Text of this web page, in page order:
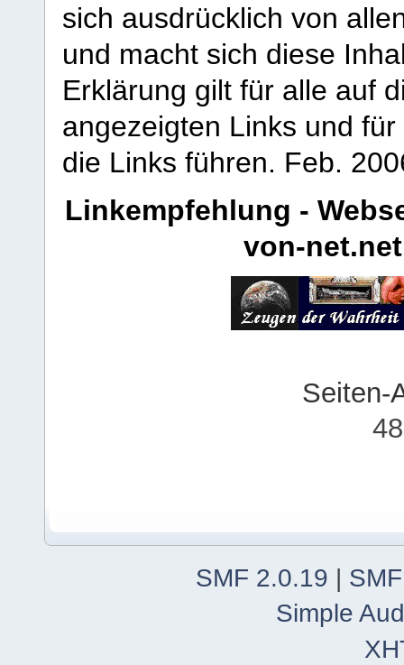
sich ausdrücklich von
und macht sich diese
Erklärung gilt für alle auf
angezeigten Links und
die Links führen. Feb.
Linkempfehlung -
von-net.net
Seiten-
SMF 2.0.19
Simple